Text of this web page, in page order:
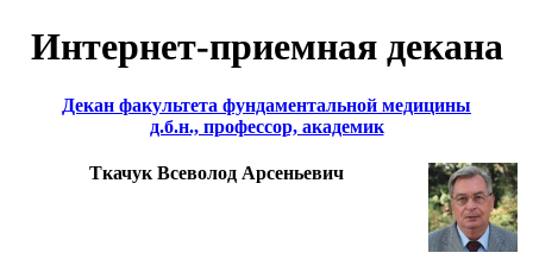
Интернет-приемная декана
Декан факультета фундаментальной медицины
д.б.н., профессор, академик
Ткачук Всеволод Арсеньевич